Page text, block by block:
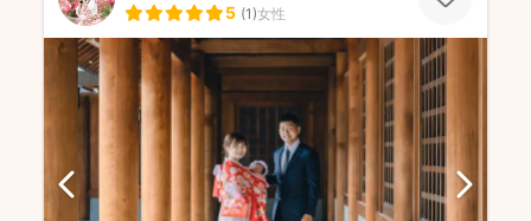
5 (1)女性